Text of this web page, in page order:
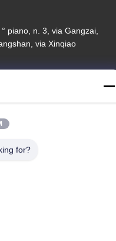
piano, n. 3, via Gangzai,
via Xinqiao
CNC su misura
for?